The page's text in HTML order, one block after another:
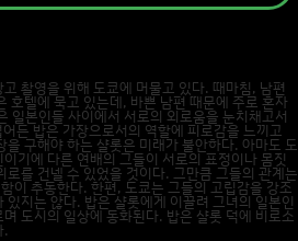
촬영을 위해 도쿄에 머물고 있다. 때마침, 남편
호텔에 묵고 있는데, 바쁜 남편 때문에 주로 혼자
일본인들 사이에서 서로의 외로움을 눈치채고서
든 밥은 가장으로서의 역할에 피로감을 느끼고
을 구해야 하는 샬롯은 미래가 불안하다. 아마도 도
기에 다른 연배의 그들이 서로의 표정이나 몸짓
를 건넬 수 있었을 것이다. 그만큼 그들의 관계는
이 추동한다. 한편, 도쿄는 그들의 고립감을 강조
지는 않다. 밥은 샬롯에게 이끌려 그녀의 일본인
도시의 일상에 동화된다. 밥은 샬롯 덕에 비로소
.